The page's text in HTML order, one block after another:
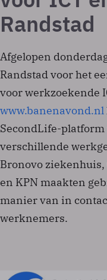
Randstad
Afgelopen
Randstad voor het
voor werkzoekende
www.banenavond.nl
SecondLife-
verschillende
Bronovo ziekenhuis,
en KPN maakten
manier van in
werknemers.